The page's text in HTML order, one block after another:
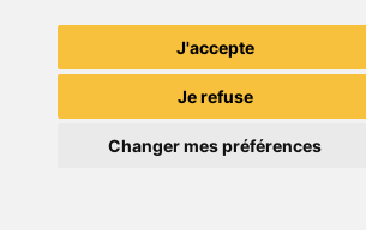
J'accepte
Je refuse
Changer mes préférences
TheGamingR83
Grenier du Geek
Télécharge notre app pour une
Télécharger l'app